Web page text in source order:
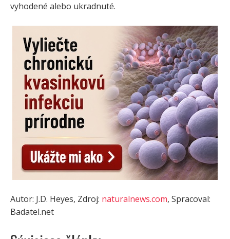
vyhodené alebo ukradnuté.
Autor: J.D. Heyes, Zdroj: naturalnews.com, Spracoval:
Badatel.net